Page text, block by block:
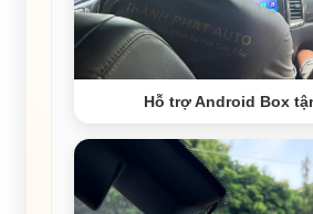
Hỗ trợ Android Box